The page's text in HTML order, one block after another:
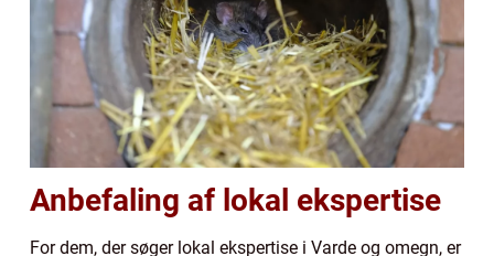
Anbefaling af lokal ekspertise
For dem, der søger lokal ekspertise i Varde og omegn, er